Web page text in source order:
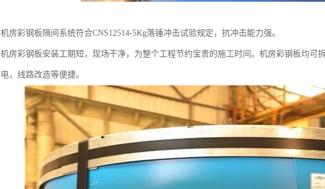
机房彩钢板隔间系统符合CNS12514-5Kg落锤冲击试验规定，抗冲击能力强。
机房彩钢板安装工期短，现场干净，为整个工程节约宝贵的施工时间。机房彩钢板均可
电，线路改造等便捷。